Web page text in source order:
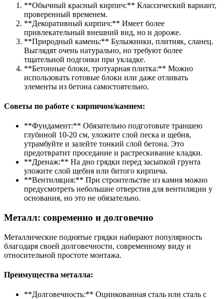
**Обычный красный кирпич:** Классический вариант,
проверенный временем.
**Декоративный кирпич:** Имеет более
привлекательный внешний вид, но и дороже.
**Природный камень:** Булыжники, плитняк, сланец.
Выглядят очень натурально, но требуют более
тщательной подгонки при укладке.
**Бетонные блоки, тротуарная плитка:** Можно
использовать готовые блоки или даже отливать
элементы из бетона самостоятельно.
Советы по работе с кирпичом/камнем:
**Фундамент:** Обязательно подготовьте траншею
глубиной 10-20 см, уложите слой песка и щебня,
утрамбуйте и залейте тонкий слой бетона. Это
предотвратит проседание и растрескивание кладки.
**Дренаж:** На дно грядки перед засыпкой грунта
уложите слой щебня или битого кирпича.
**Вентиляция:** При строительстве из камня можно
предусмотреть небольшие отверстия для вентиляции у
основания, но это не обязательно.
Металл: современно и долговечно
Металлические поднятые грядки набирают популярность
благодаря своей долговечности, современному виду и
относительной простоте монтажа.
Преимущества металла:
**Долговечность:** Оцинкованная сталь или сталь с